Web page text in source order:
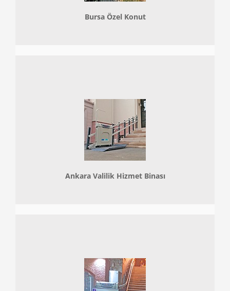
Bursa Özel Konut
Ankara Valilik Hizmet Binası